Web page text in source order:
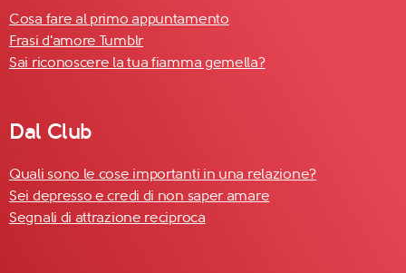
Cosa fare al primo appuntamento
Frasi d'amore Tumblr
Sai riconoscere la tua fiamma gemella?
Dal Club
Quali sono le cose importanti in una relazione?
Sei depresso e credi di non saper amare
Segnali di attrazione reciproca